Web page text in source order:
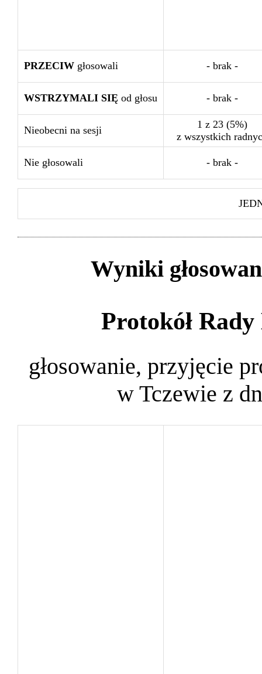
PRZECIW głosowali - brak -
WSTRZYMALI SIĘ od głosu - brak -
Nieobecni na sesji
1 z 23 (5%)
z wszystkich
Nie głosowali - brak -
Wyniki
Protokół
głosowanie, przyjęcie
w Tczewie z